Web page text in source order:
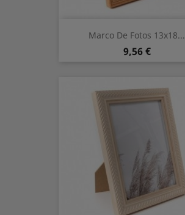
Marco De Fotos 13x18...
Precio
9,56 €